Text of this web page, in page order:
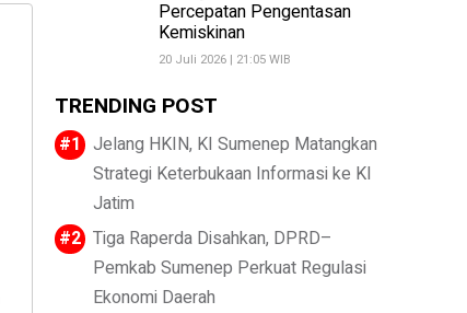
Percepatan Pengentasan
Kemiskinan
20 Juli 2026 | 21:05 WIB
TRENDING POST
Jelang HKIN, KI Sumenep Matangkan
Strategi Keterbukaan Informasi ke KI
Jatim
Tiga Raperda Disahkan, DPRD–
Pemkab Sumenep Perkuat Regulasi
Ekonomi Daerah